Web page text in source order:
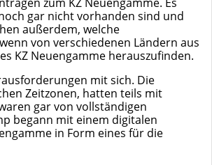
gar nicht vorhanden sind und
außerdem, welche
von verschiedenen Ländern aus
KZ Neuengamme herauszufinden.
mit sich. Die
Zeitzonen, hatten teils mit
gar von vollständigen
begann mit einem digitalen
in Form eines für die